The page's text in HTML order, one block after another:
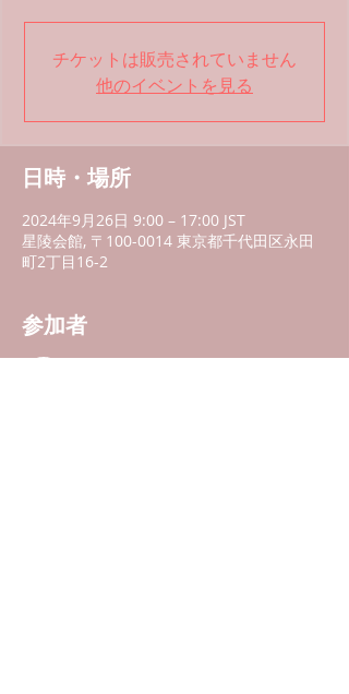
チケットは販売されていません
他のイベントを見る
日時・場所
2024年9月26日 9:00 – 17:00 JST
星陵会館, 〒100-0014 東京都千代田区永田
町2丁目16-2
参加者